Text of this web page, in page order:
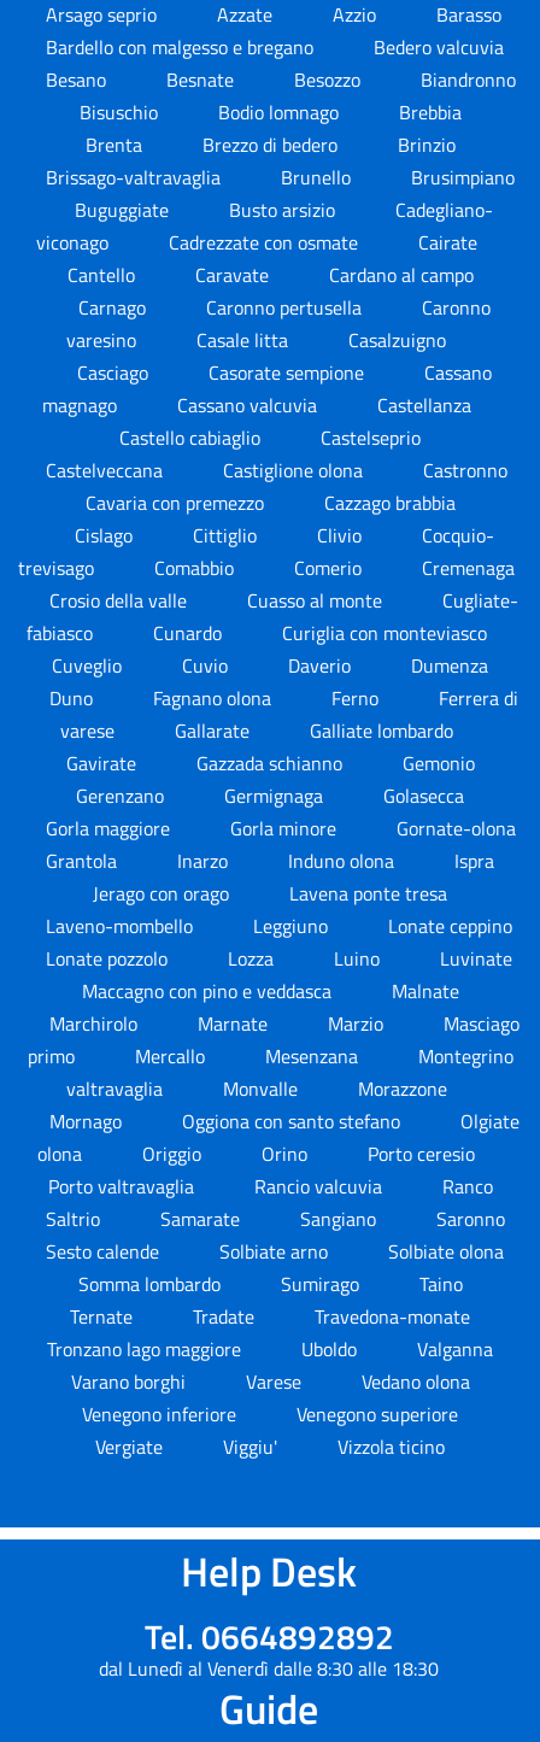
Arsago seprio
Azzate Azzio
Barasso
Bardello con malgesso e bregano
Bedero valcuvia
Besano
Besnate Besozzo
Biandronno
Bisuschio
Bodio lomnago
Brebbia
Brenta
Brezzo di bedero
Brinzio
Brissago-valtravaglia
Brunello
Brusimpiano
Buguggiate
Busto arsizio
Cadegliano-
viconago
Cadrezzate con osmate
Cairate
Cantello
Caravate
Cardano al campo
Carnago
Caronno pertusella
Caronno
varesino
Casale litta
Casalzuigno
Casciago
Casorate sempione
Cassano
magnago
Cassano valcuvia
Castellanza
Castello cabiaglio
Castelseprio
Castelveccana
Castiglione olona
Castronno
Cavaria con premezzo
Cazzago brabbia
Cislago
Cittiglio Clivio
Cocquio-
trevisago
Comabbio Comerio
Cremenaga
Crosio della valle
Cuasso al monte
Cugliate-
fabiasco
Cunardo
Curiglia con monteviasco
Cuveglio
Cuvio Daverio
Dumenza
Duno
Fagnano olona Ferno
Ferrera di
varese
Gallarate
Galliate lombardo
Gavirate
Gazzada schianno
Gemonio
Gerenzano
Germignaga
Golasecca
Gorla maggiore
Gorla minore
Gornate-olona
Grantola
Inarzo Induno olona
Ispra
Jerago con orago
Lavena ponte tresa
Laveno-mombello
Leggiuno
Lonate ceppino
Lonate pozzolo
Lozza Luino
Luvinate
Maccagno con pino e veddasca
Malnate
Marchirolo
Marnate Marzio
Masciago
primo
Mercallo Mesenzana
Montegrino
valtravaglia
Monvalle
Morazzone
Mornago
Oggiona con santo stefano
Olgiate
olona
Origgio Orino
Porto ceresio
Porto valtravaglia
Rancio valcuvia
Ranco
Saltrio
Samarate Sangiano
Saronno
Sesto calende
Solbiate arno
Solbiate olona
Somma lombardo
Sumirago
Taino
Ternate
Tradate
Travedona-monate
Tronzano lago maggiore
Uboldo
Valganna
Varano borghi
Varese
Vedano olona
Venegono inferiore
Venegono superiore
Vergiate
Viggiu' Vizzola ticino
Help Desk
Tel. 0664892892
dal Lunedì al Venerdì dalle 8:30 alle 18:30
Guide